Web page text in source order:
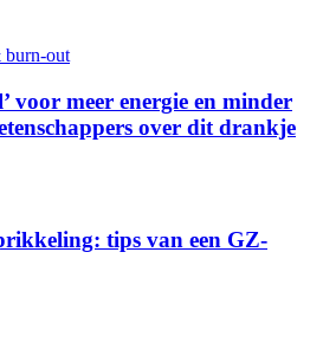
burn-out
voor meer energie en minder
over dit drankje
tips van een GZ-